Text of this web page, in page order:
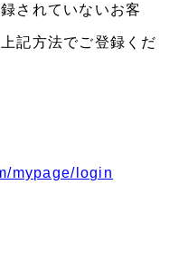
されていないお客
記方法でご登録くだ
mypage/login